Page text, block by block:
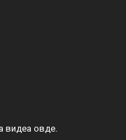
видеа овде.